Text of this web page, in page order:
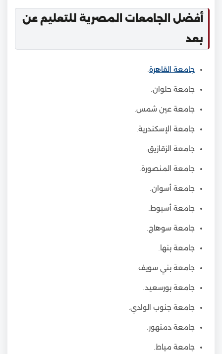
أفضل الجامعات المصرية للتعليم عن
بعد
جامعة القاهرة.
جامعة حلوان.
جامعة عين شمس.
جامعة الإسكندرية.
جامعة الزقازيق.
جامعة المنصورة.
جامعة أسوان.
جامعة أسيوط.
جامعة سوهاج.
جامعة بنها.
جامعة بني سويف.
جامعة بورسعيد.
جامعة جنوب الوادي.
جامعة دمنهور.
جامعة مياط.